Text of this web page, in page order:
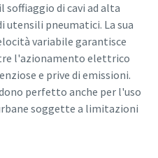
soffiaggio di cavi ad alta
utensili pneumatici. La sua
variabile garantisce
l'azionamento elettrico
e prive di emissioni.
perfetto anche per l'uso
soggette a limitazioni